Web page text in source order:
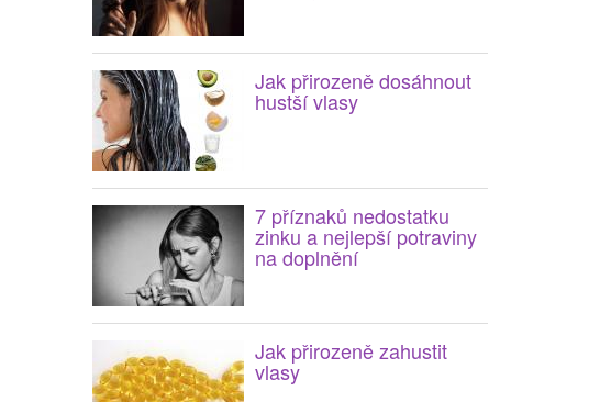
Jak přirozeně dosáhnout
hustší vlasy
7 příznaků nedostatku
zinku a nejlepší potraviny
na doplnění
Jak přirozeně zahustit
vlasy